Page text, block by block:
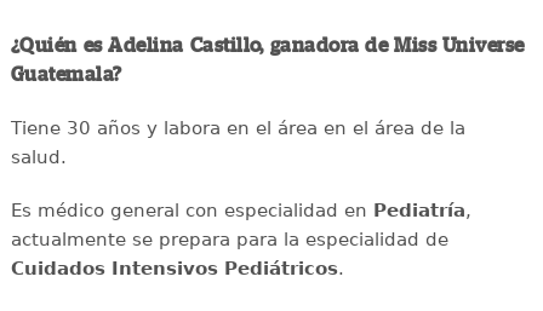
¿Quién es Adelina Castillo, ganadora de Miss Universe
Guatemala?
Tiene 30 años y labora en el área en el área de la
salud.
Es médico general con especialidad en Pediatría,
actualmente se prepara para la especialidad de
Cuidados Intensivos Pediátricos.